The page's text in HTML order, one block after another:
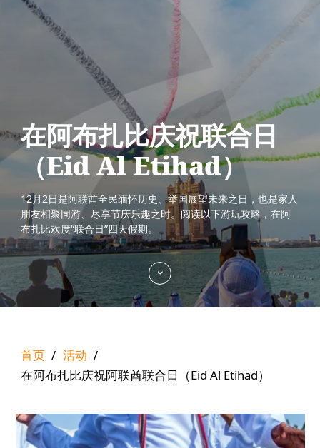
在阿布扎比庆祝联合日
（Eid Al Etihad）
12月2日是阿联酋全民缅怀历史、举国展望未来之日，也是家人
朋友相聚同游、尽享节庆乐趣之时。阅读以下游玩攻略，在阿
布扎比欢度“联合日”四天假期。
首页 / 活动 /
在阿布扎比庆祝阿联酋联合日（Eid Al Etihad）